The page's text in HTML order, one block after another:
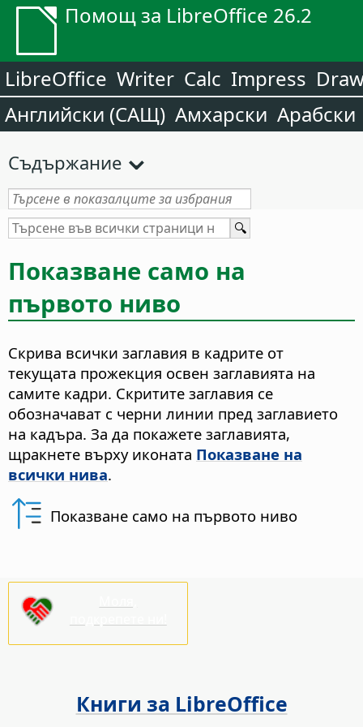
Помощ за LibreOffice 26.2
LibreOffice Writer Calc Impress
Английски (САЩ) Амхарски Арабски
Съдържание
Показване само на
първото ниво
Скрива всички заглавия в кадрите от
текущата прожекция освен заглавията на
самите кадри. Скритите заглавия се
обозначават с черни линии пред заглавието
на кадъра. За да покажете заглавията,
щракнете върху иконата Показване на
всички нива.
Показване само на първото ниво
Книги за LibreOffice